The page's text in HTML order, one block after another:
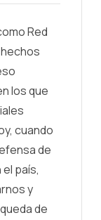
Red
los que
cuando
de
país,
y
de